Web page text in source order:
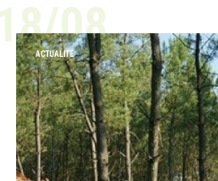
08
ACTUALITÉ